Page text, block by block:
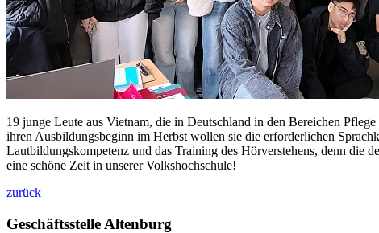
19 junge Leute aus Vietnam, die in Deutschland in den Bereichen
ihren Ausbildungsbeginn im Herbst wollen sie die erforderlichen
Lautbildungskompetenz und das Training des Hörverstehens, denn die
eine schöne Zeit in unserer Volkshochschule!
zurück
Geschäftsstelle Altenburg